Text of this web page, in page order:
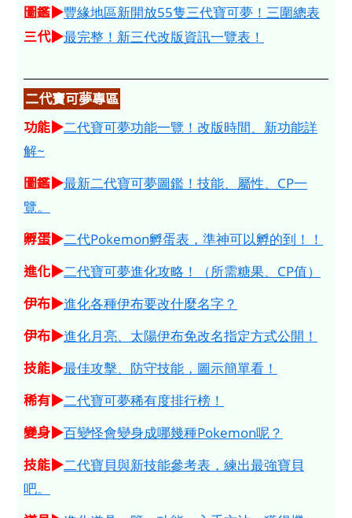
圖鑑▶豐緣地區新開放55隻三代寶可夢！三圍總表
三代▶最完整！新三代改版資訊一覽表！
二代寶可夢專區
功能▶二代寶可夢功能一覽！改版時間、新功能詳
解~
圖鑑▶最新二代寶可夢圖鑑！技能、屬性、CP一
覽。
孵蛋▶二代Pokemon孵蛋表，準神可以孵的到！！
進化▶二代寶可夢進化攻略！（所需糖果、CP值）
伊布▶進化各種伊布要改什麼名字？
伊布▶進化月亮、太陽伊布免改名指定方式公開！
技能▶最佳攻擊、防守技能，圖示簡單看！
稀有▶二代寶可夢稀有度排行榜！
變身▶百變怪會變身成哪幾種Pokemon呢？
技能▶二代寶貝與新技能參考表，練出最強寶貝
吧。